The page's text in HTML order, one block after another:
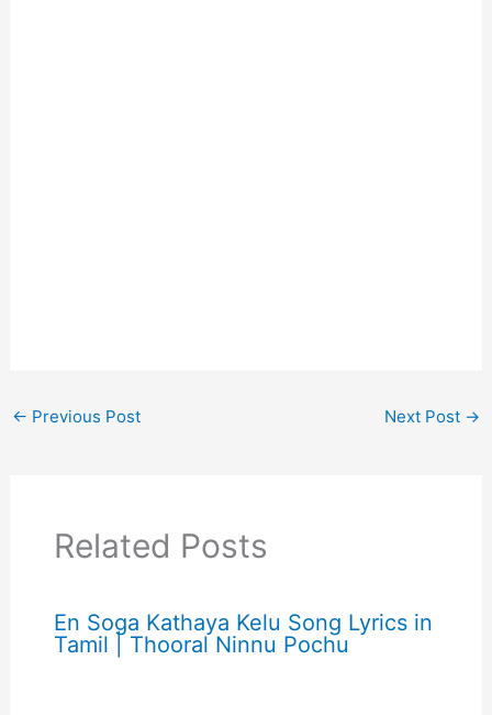
← Previous Post Next Post →
Related Posts
En Soga Kathaya Kelu Song Lyrics in
Tamil | Thooral Ninnu Pochu